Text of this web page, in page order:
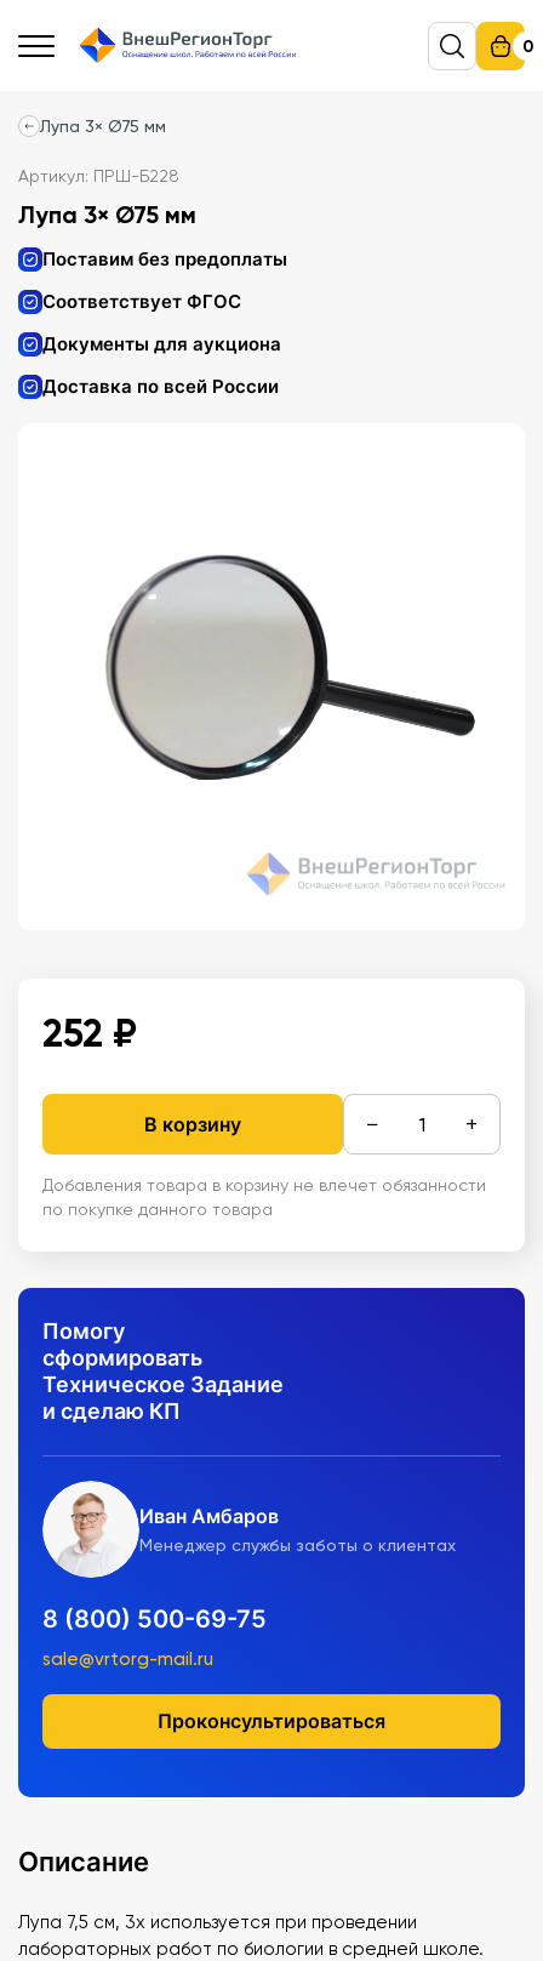
0
Лупа 3× Ø75 мм
Артикул: ПРШ-Б228
Лупа 3× Ø75 мм
Поставим без предоплаты
Соответствует ФГОС
Документы для аукциона
Доставка по всей России
252 ₽
В корзину − +
Добавления товара в корзину не влечет обязанности
по покупке данного товара
Помогу
сформировать
Техническое Задание
и сделаю КП
Иван Амбаров
Менеджер службы заботы о клиентах
8 (800) 500-69-75
sale@vrtorg-mail.ru
Проконсультироваться
Описание
Лупа 7,5 см, 3х используется при проведении
лабораторных работ по биологии в средней школе.